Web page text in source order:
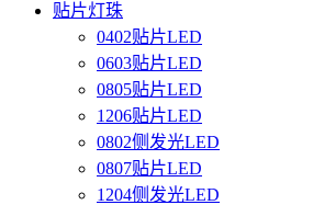
贴片灯珠
0402贴片LED
0603贴片LED
0805贴片LED
1206贴片LED
0802侧发光LED
0807贴片LED
1204侧发光LED